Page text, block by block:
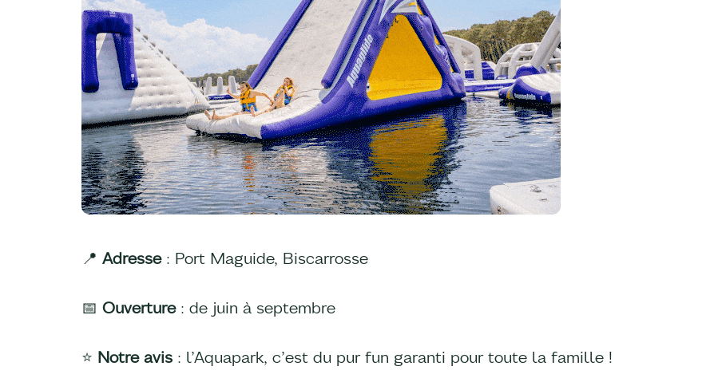
📍 Adresse: Port Maguide, Biscarrosse
📅 Ouverture: de juin à septembre
⭐️ Notre avis : l’Aquapark, c’est du pur fun garanti pour toute la famille !